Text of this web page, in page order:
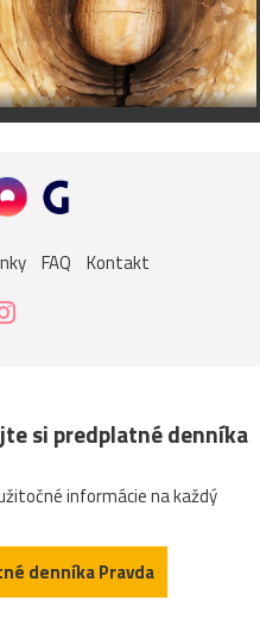
FAQ Kontakt
si predplatné denníka
informácie na každý
denníka Pravda